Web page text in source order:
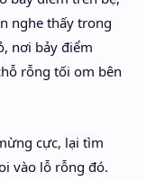
nghe thấy trong
nơi bảy điểm
rỗng tối om bên
cực, lại tìm
vào lỗ rỗng đó.